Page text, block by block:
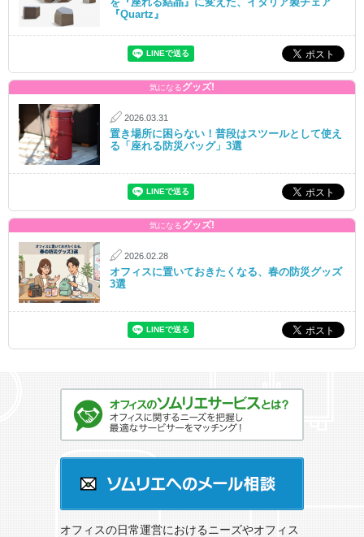
『Quartz』
気になるグッズ!
2026.03.31
置き場所に困らない！普段はスツールとして使え
る「座れる防災バッグ」3選
気になるグッズ!
2026.02.28
オフィスに置いておきたくなる、春の防災グッズ
3選
オフィスの日常運営におけるニーズやオフィス